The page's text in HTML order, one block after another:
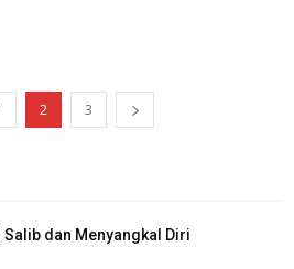
2 3
Salib dan Menyangkal Diri